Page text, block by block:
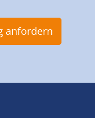
anfordern